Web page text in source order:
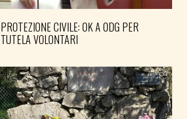
PROTEZIONE CIVILE: OK A ODG PER
TUTELA VOLONTARI